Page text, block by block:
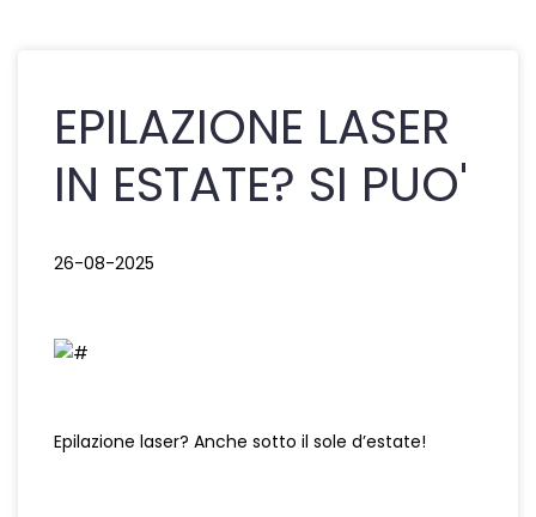
EPILAZIONE LASER
IN ESTATE? SI PUO'
26-08-2025
Epilazione laser? Anche sotto il sole d’estate!